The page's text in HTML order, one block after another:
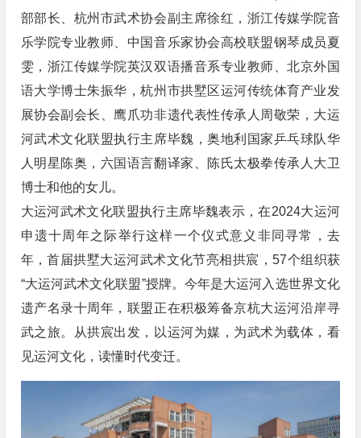
部部长、杭州市武术协会副主席徐红，浙江传媒学院音
乐学院专业教师、中国音乐家协会高校联盟钢琴成员夏
雯，浙江传媒学院英汉双语播音系专业教师、北京外国
语大学博士朱振华，杭州市拱墅区运河传统体育产业发
展协会副会长、鹰爪功非遗代表性传承人周敬荣，大运
河武术文化联盟执行主席毕魏，奥地利国家乒乓球队华
人明星陈奥，六国语言翻译家、陈氏太极拳传承人大卫
博士和他的女儿。
大运河武术文化联盟执行主席毕魏表示，在2024大运河
申遗十周年之际举行这样一个仪式意义非同寻常，去
年，首届拱墅大运河武术文化节亮相拱宸，57个组织获
“大运河武术文化联盟”授牌。今年是大运河入选世界文化
遗产名录十周年，联盟正在积极筹备京杭大运河沿岸寻
武之旅。从拱宸出发，以运河为媒，为武术为载体，看
见运河文化，读懂时代变迁。